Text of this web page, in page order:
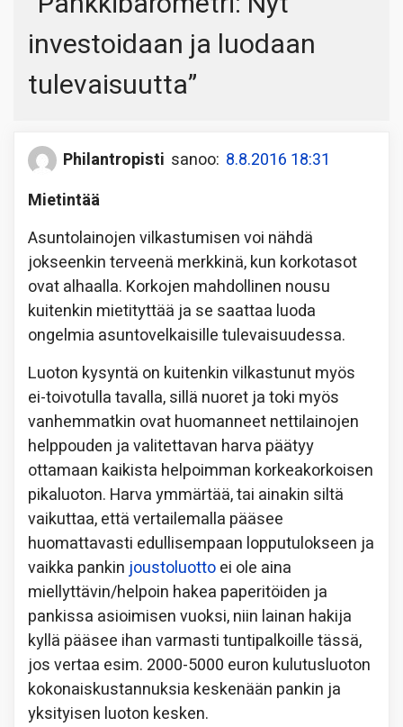
investoidaan ja luodaan
tulevaisuutta”
Philantropisti sanoo: 8.8.2016 18:31
Mietintää
Asuntolainojen vilkastumisen voi nähdä
jokseenkin terveenä merkkinä, kun korkotasot
ovat alhaalla. Korkojen mahdollinen nousu
kuitenkin mietityttää ja se saattaa luoda
ongelmia asuntovelkaisille tulevaisuudessa.
Luoton kysyntä on kuitenkin vilkastunut myös
ei-toivotulla tavalla, sillä nuoret ja toki myös
vanhemmatkin ovat huomanneet nettilainojen
helppouden ja valitettavan harva päätyy
ottamaan kaikista helpoimman korkeakorkoisen
pikaluoton. Harva ymmärtää, tai ainakin siltä
vaikuttaa, että vertailemalla pääsee
huomattavasti edullisempaan lopputulokseen ja
vaikka pankin joustoluottoei ole aina
miellyttävin/helpoin hakea paperitöiden ja
pankissa asioimisen vuoksi, niin lainan hakija
kyllä pääsee ihan varmasti tuntipalkoille tässä,
jos vertaa esim. 2000-5000 euron kulutusluoton
kokonaiskustannuksia keskenään pankin ja
yksityisen luoton kesken.